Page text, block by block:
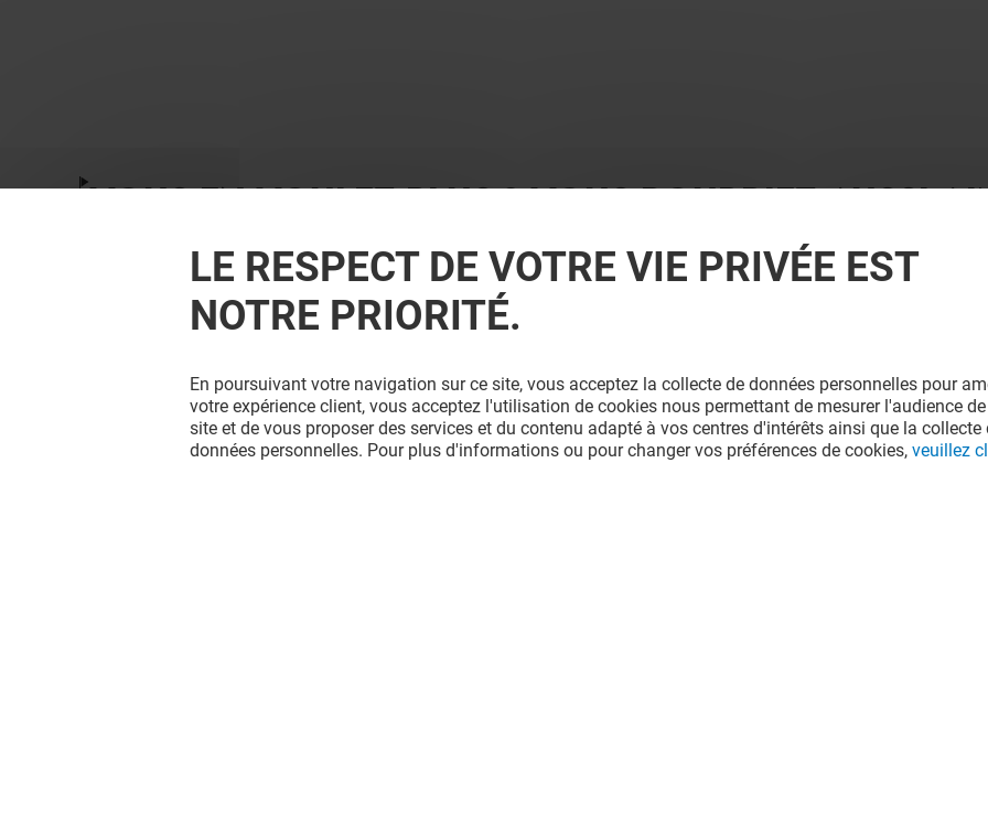
VOUS EN VOULEZ PLUS ? VOUS POURRIEZ AUSSI
LE RESPECT DE VOTRE VIE PRIVÉE EST
NOTRE PRIORITÉ.
En poursuivant votre navigation sur ce site, vous acceptez la collecte de données personnelles pour
votre expérience client, vous acceptez l'utilisation de cookies nous permettant de mesurer l'audience
site et de vous proposer des services et du contenu adapté à vos centres d'intérêts ainsi que la collecte
données personnelles. Pour plus d'informations ou pour changer vos préférences de cookies, veuillez